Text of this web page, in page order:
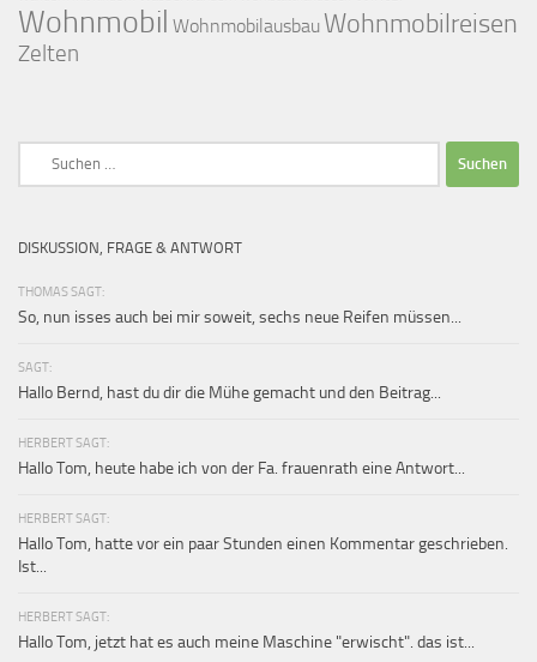
Wohnmobil Wohnmobilausbau Wohnmobilreisen
Zelten
DISKUSSION, FRAGE & ANTWORT
THOMAS SAGT:
So, nun isses auch bei mir soweit, sechs neue Reifen müssen...
SAGT:
Hallo Bernd, hast du dir die Mühe gemacht und den Beitrag...
HERBERT SAGT:
Hallo Tom, heute habe ich von der Fa. frauenrath eine Antwort...
HERBERT SAGT:
Hallo Tom, hatte vor ein paar Stunden einen Kommentar geschrieben.
Ist...
HERBERT SAGT:
Hallo Tom, jetzt hat es auch meine Maschine "erwischt". das ist...